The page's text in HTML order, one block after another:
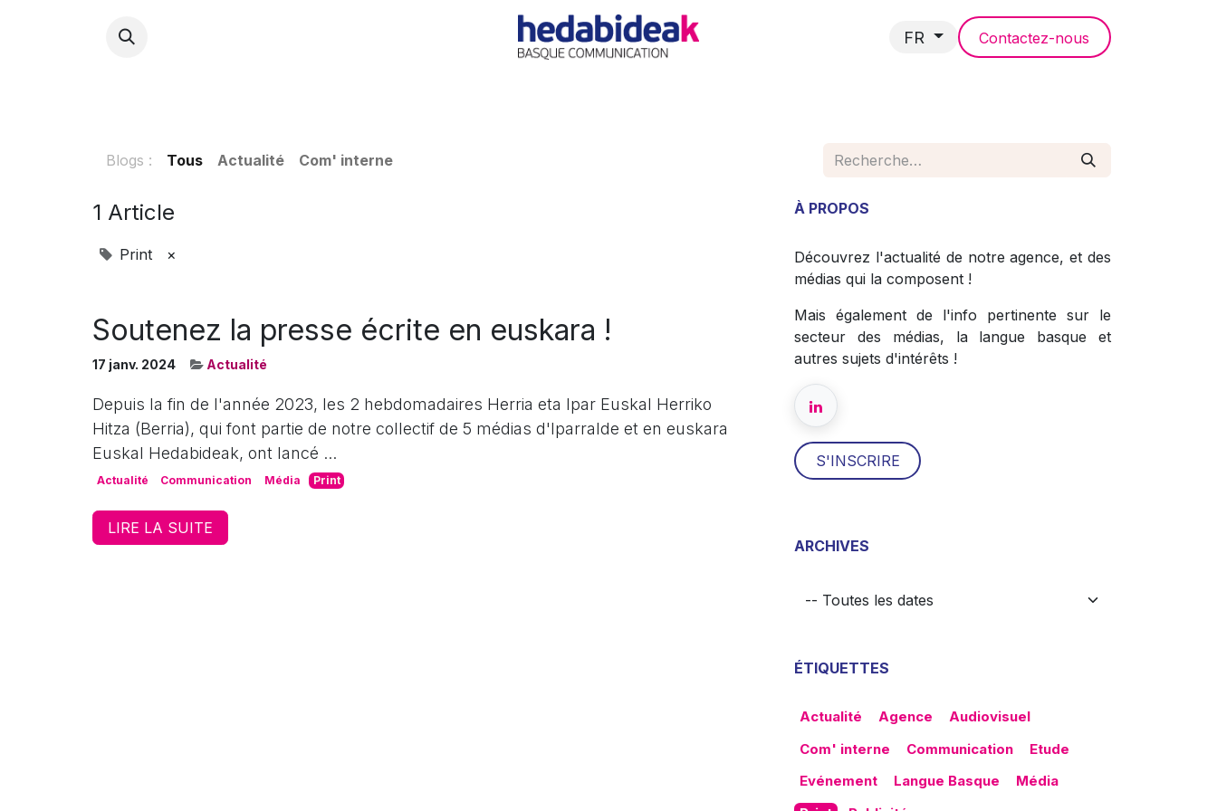
FR Contactez-nous
Blogs : Tous Actualité Com' interne
1 Article
Print ×
Soutenez la presse écrite en euskara !
17 janv. 2024 Actualité
Depuis la fin de l'année 2023, les 2 hebdomadaires Herria eta Ipar Euskal Herriko
Hitza (Berria), qui font partie de notre collectif de 5 médias d'Iparralde et en euskara
Euskal Hedabideak, ont lancé ...
Actualité Communication Média Print
LIRE LA SUITE
À PROPOS
Découvrez l'actualité de notre agence, et des
médias qui la composent !
Mais également de l'info pertinente sur le
secteur des médias, la langue basque et
autres sujets d'intérêts !
S'INSCRI​​RE
ARCHIVES
ÉTIQUETTES
Actualité Agence
Audiovisuel
Com' interne
Communication
Etude
Evénement
Langue Basque
Média